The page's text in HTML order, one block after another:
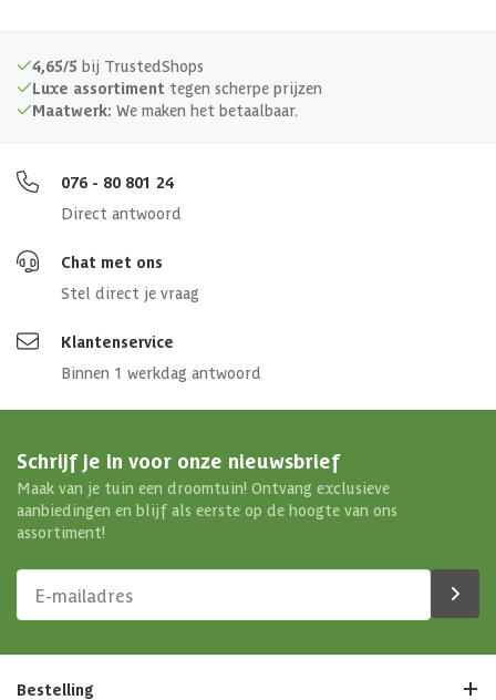
4,65/5 bij TrustedShops
Luxe assortiment tegen scherpe prijzen
Maatwerk: We maken het betaalbaar.
076 - 80 801 24
Direct antwoord
Chat met ons
Stel direct je vraag
Klantenservice
Binnen 1 werkdag antwoord
Schrijf je in voor onze nieuwsbrief
Maak van je tuin een droomtuin! Ontvang exclusieve
aanbiedingen en blijf als eerste op de hoogte van ons
assortiment!
Bestelling